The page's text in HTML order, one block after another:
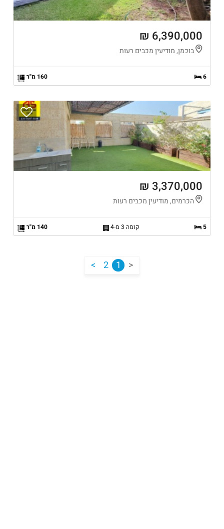
6,390,000 ₪
בוכמן, מודיעין מכבים רעות
6 160 מ"ר
3,370,000 ₪
הכרמים, מודיעין מכבים רעות
5 קומה 3 מ-4 140 מ"ר
>
1
2
<